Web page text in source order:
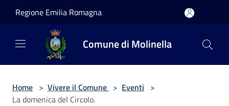
Regione Emilia Romagna
Comune di Molinella
Home > Vivere il Comune > Eventi >
La domenica del Circolo.